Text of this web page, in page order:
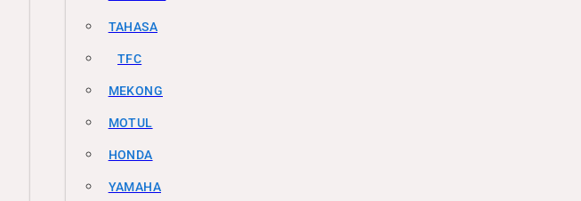
TAHASA
TFC
MEKONG
MOTUL
HONDA
YAMAHA